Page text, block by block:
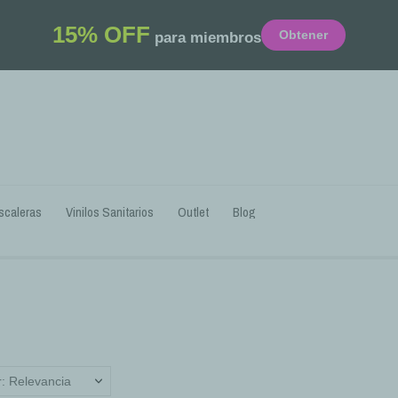
15% OFF para miembros Obtener
Vinilos Sanitarios Outlet Blog
Relevancia